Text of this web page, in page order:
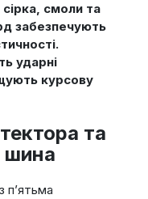
смоли та
забезпечують
ударні
курсову
та
шина
п’ятьма